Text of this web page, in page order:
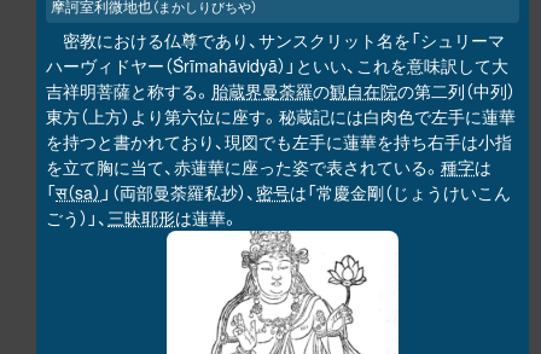
摩訶室利微地也（まかしりびちや）
密教における仏尊であり、サンスクリット名を「シュリーマ
ハーヴィドヤー（Śrīmahāvidyā）」といい、これを意味訳して大
吉祥明菩薩と称する。 胎蔵界曼荼羅の観自在院の第二列（中列）
東方（上方）より第六位に座す。秘蔵記には白肉色で左手に蓮華
を持つと書かれており、現図でも左手に蓮華を持ち右手は小指
を立て胸に当て、赤蓮華に座った姿で表されている。 種字は
「स（sa） 」（両部曼荼羅私抄）、 密号は「常慶金剛（じょうけいこん
ごう）」、三昧耶形は蓮華。